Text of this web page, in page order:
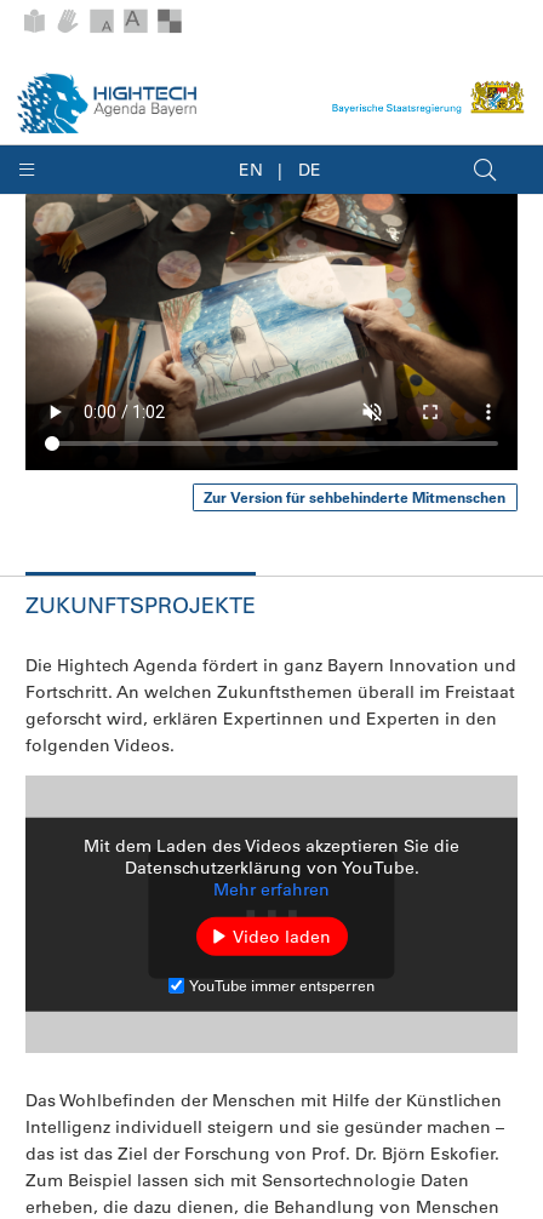
EN DE
Zur Version für sehbehinderte Mitmenschen
ZUKUNFTSPROJEKTE
Die Hightech Agenda fördert in ganz Bayern Innovation und
Fortschritt. An welchen Zukunftsthemen überall im Freistaat
geforscht wird, erklären Expertinnen und Experten in den
folgenden Videos.
Mit dem Laden des Videos akzeptieren Sie die
Datenschutzerklärung von YouTube.
Mehr erfahren
Video laden
YouTube immer entsperren
Das Wohlbefinden der Menschen mit Hilfe der Künstlichen
Intelligenz individuell steigern und sie gesünder machen –
das ist das Ziel der Forschung von Prof. Dr. Björn Eskofier.
Zum Beispiel lassen sich mit Sensortechnologie Daten
erheben, die dazu dienen, die Behandlung von Menschen